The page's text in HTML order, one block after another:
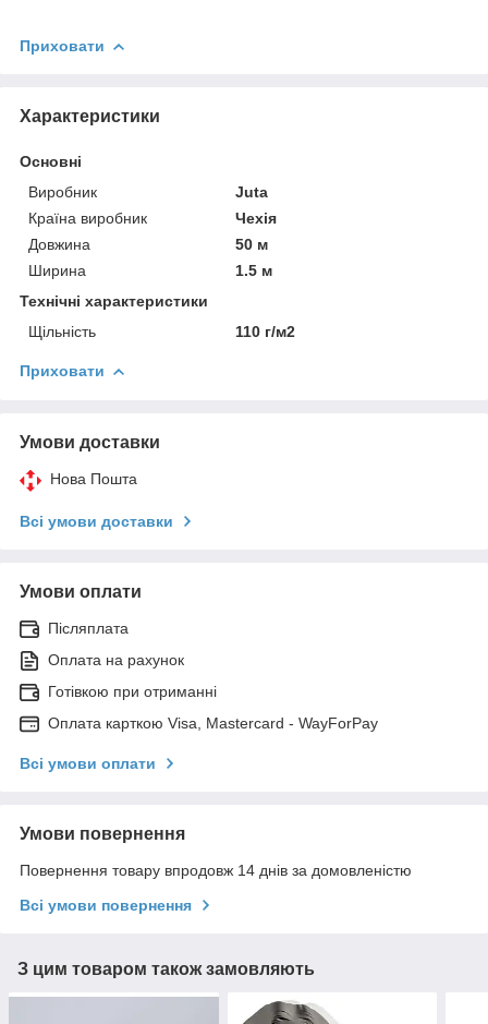
Приховати
Характеристики
Основні
Виробник
Juta
Країна виробник
Чехія
Довжина
50 м
Ширина
1.5 м
Технічні характеристики
Щільність
110 г/м2
Приховати
Умови доставки
Нова Пошта
Всі умови доставки
Умови оплати
Післяплата
Оплата на рахунок
Готівкою при отриманні
Оплата карткою Visa, Mastercard - WayForPay
Всі умови оплати
Умови повернення
Повернення товару впродовж 14 днів за домовленістю
Всі умови повернення
З цим товаром також замовляють